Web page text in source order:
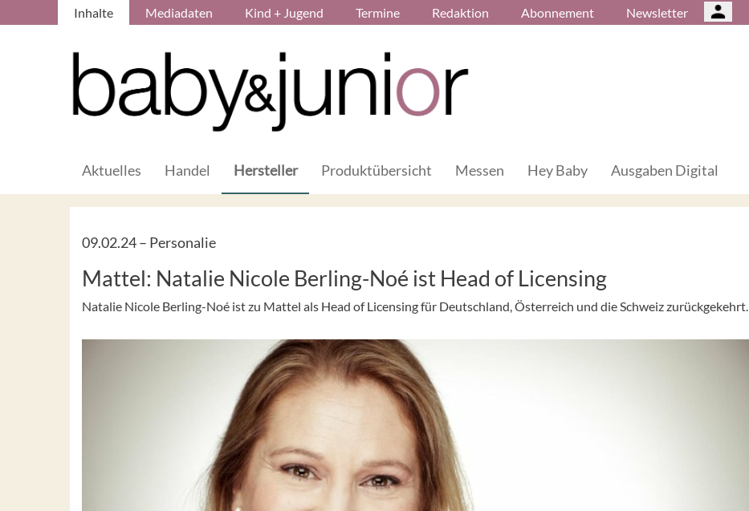
Inhalte Mediadaten Kind + Jugend Termine Redaktion Abonnement Newsletter
Aktuelles Handel Hersteller Produktübersicht Messen Hey Baby Ausgaben Digital
09.02.24 – Personalie
Mattel: Natalie Nicole Berling-Noé ist Head of Licensing
Natalie Nicole Berling-Noé ist zu Mattel als Head of Licensing für Deutschland, Österreich und die Schweiz zurückgekehrt.